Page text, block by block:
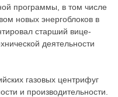
программы, в том числе
новых энергоблоков в
старший вице-
деятельности
газовых центрифуг
и производительности.